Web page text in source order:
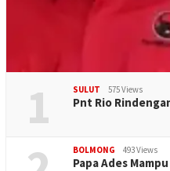
1 SULUT 575 Views
Pnt Rio
BOLMONG 493 Views
Papa Ades